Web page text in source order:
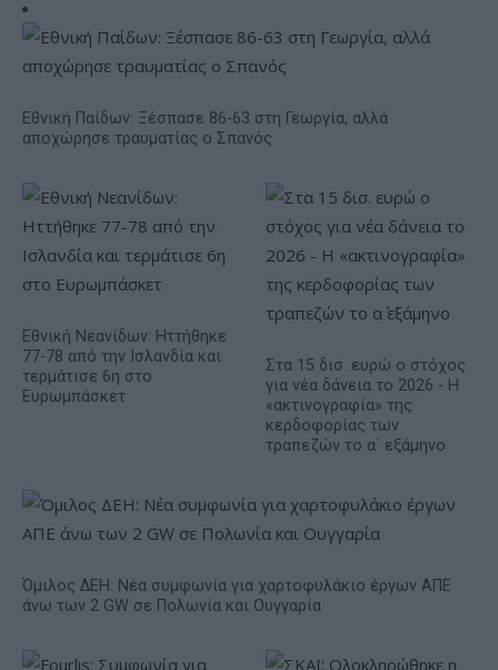
Εθνική Παίδων: Ξέσπασε 86-63 στη Γεωργία, αλλά
αποχώρησε τραυματίας ο Σπανός
Εθνική Νεανίδων: Ηττήθηκε
77-78 από την Ισλανδία και
τερμάτισε 6η στο
Ευρωμπάσκετ
Στα 15 δισ. ευρώ ο στόχος
για νέα δάνεια το 2026 - Η
«ακτινογραφία» της
κερδοφορίας των
τραπεζών το α΄ εξάμηνο
Όμιλος ΔΕΗ: Νέα συμφωνία για χαρτοφυλάκιο έργων ΑΠΕ
άνω των 2 GW σε Πολωνία και Ουγγαρία